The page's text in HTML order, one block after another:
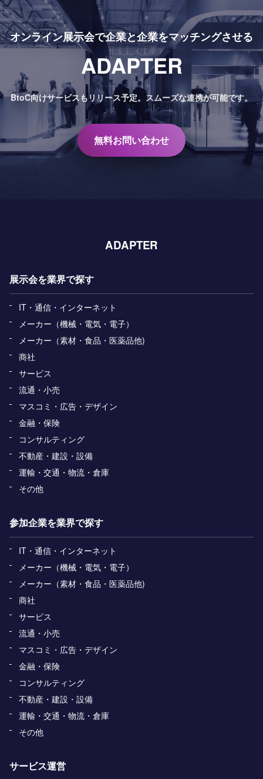
オンライン展示会で企業と企業をマッチングさせる
ADAPTER
BtoC向けサービスもリリース予定。 スムーズな連携が可能です。
無料お問い合わせ
ADAPTER
展示会を業界で探す
IT・通信・インターネット
メーカー（機械・電気・電子）
メーカー（素材・食品・医薬品他)
商社
サービス
流通・小売
マスコミ・広告・デザイン
金融・保険
コンサルティング
不動産・建設・設備
運輸・交通・物流・倉庫
その他
参加企業を業界で探す
IT・通信・インターネット
メーカー（機械・電気・電子）
メーカー（素材・食品・医薬品他)
商社
サービス
流通・小売
マスコミ・広告・デザイン
金融・保険
コンサルティング
不動産・建設・設備
運輸・交通・物流・倉庫
その他
サービス運営